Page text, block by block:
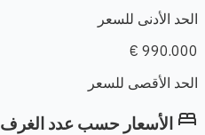
الحد الأدنى للسعر
990.000 €
الحد الأقصى للسعر
bed الأسعار حسب عدد الغرف